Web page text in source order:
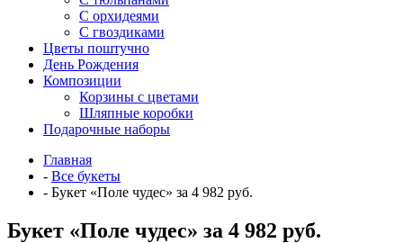
С орхидеями
С гвоздиками
Цветы поштучно
День Рождения
Композиции
Корзины с цветами
Шляпные коробки
Подарочные наборы
Главная
- Все букеты
- Букет «Поле чудес» за 4 982 руб.
Букет «Поле чудес» за 4 982 руб.